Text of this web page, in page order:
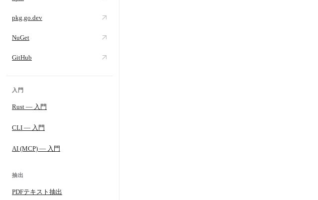
pkg.go.dev
NuGet
GitHub
入門
Rust — 入門
CLI — 入門
AI (MCP) — 入門
抽出
PDFテキスト抽出